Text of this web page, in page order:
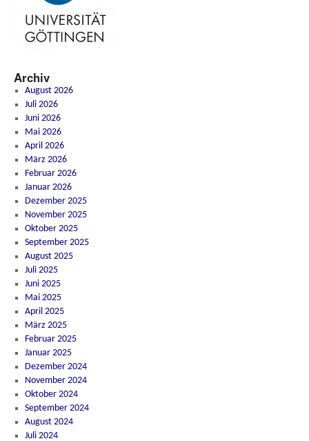
Archiv
August 2026
Juli 2026
Juni 2026
Mai 2026
April 2026
März 2026
Februar 2026
Januar 2026
Dezember 2025
November 2025
Oktober 2025
September 2025
August 2025
Juli 2025
Juni 2025
Mai 2025
April 2025
März 2025
Februar 2025
Januar 2025
Dezember 2024
November 2024
Oktober 2024
September 2024
August 2024
Juli 2024